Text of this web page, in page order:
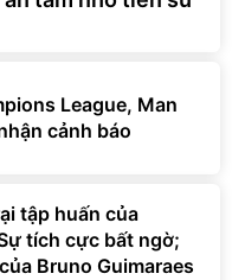
League, Man
cảnh báo
tập huấn của
tích cực bất ngờ;
Bruno Guimaraes